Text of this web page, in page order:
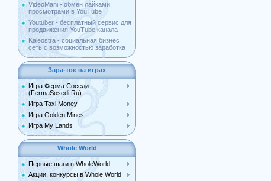
VideoMani - обмен лайками,
просмотрами в YouTube
Youtuber - бесплатный сервис для
продвижения YouTube канала
Kaleostra - социальная бизнес
сеть с возможностью заработка
Зара-ток на играх
Игра Ферма Соседи
(FermaSosedi.Ru)
Игра Taxi Money
Игра Golden Mines
Игра My Lands
Whole World
Первые шаги в WholeWorld
Акции, конкурсы в Whole World